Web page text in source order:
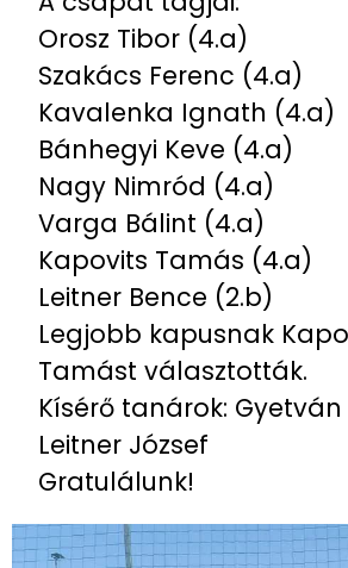
Orosz Tibor (4.a)
Szakács Ferenc (4.a)
Kavalenka Ignath (4.a)
Bánhegyi Keve (4.a)
Nagy Nimród (4.a)
Varga Bálint (4.a)
Kapovits Tamás (4.a)
Leitner Bence (2.b)
Legjobb kapusnak
Tamást választották.
Kísérő tanárok: Gyetván
Leitner József
Gratulálunk!